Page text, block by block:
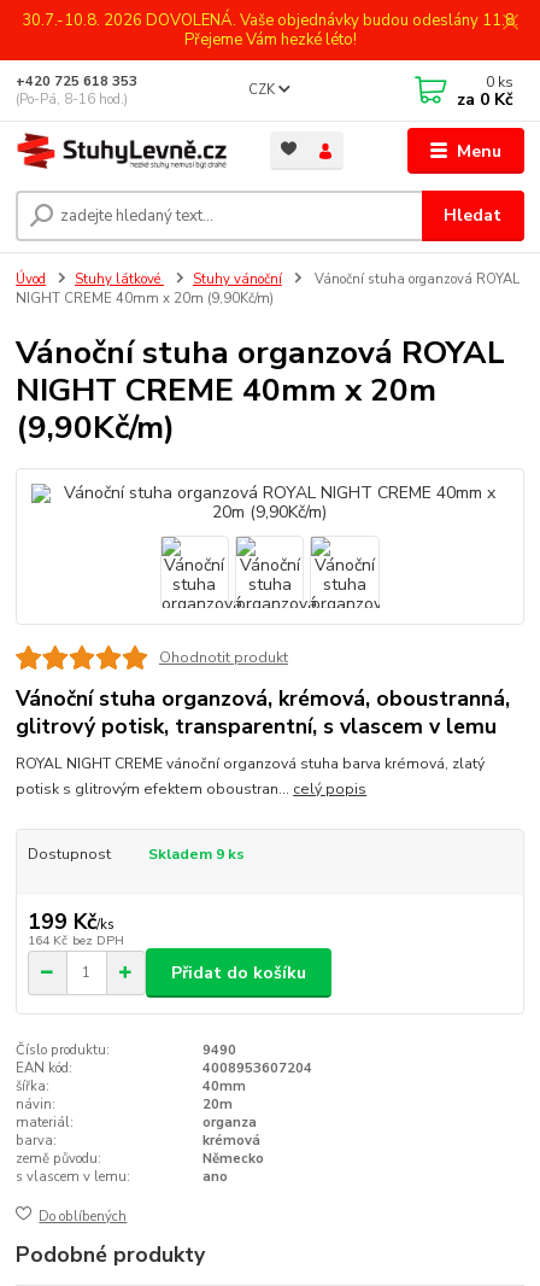
30.7.-10.8. 2026 DOVOLENÁ. Vaše objednávky budou odeslány 11.8.
Přejeme Vám hezké léto!
Menu
CZK
Hledat
+420 725 618 353
(Po-Pá, 8-16 hod.)
0 ks
za 0 Kč
Úvod Stuhy látkové Stuhy vánoční
Vánoční stuha organzová ROYAL
NIGHT CREME 40mm x 20m (9,90Kč/m)
Vánoční stuha organzová ROYAL
NIGHT CREME 40mm x 20m
(9,90Kč/m)
Ohodnotit produkt
Vánoční stuha organzová, krémová, oboustranná,
glitrový potisk, transparentní, s vlascem v lemu
ROYAL NIGHT CREME vánoční organzová stuha barva krémová, zlatý
potisk s glitrovým efektem oboustran... celý popis
Dostupnost Skladem 9 ks
199 Kč/ks
164 Kč bez DPH
Přidat do košíku
Číslo produktu:
9490
EAN kód:
4008953607204
šířka:
40mm
návin:
20m
materiál:
organza
barva:
krémová
země původu:
Německo
s vlascem v lemu:
ano
Do oblíbených
Podobné produkty